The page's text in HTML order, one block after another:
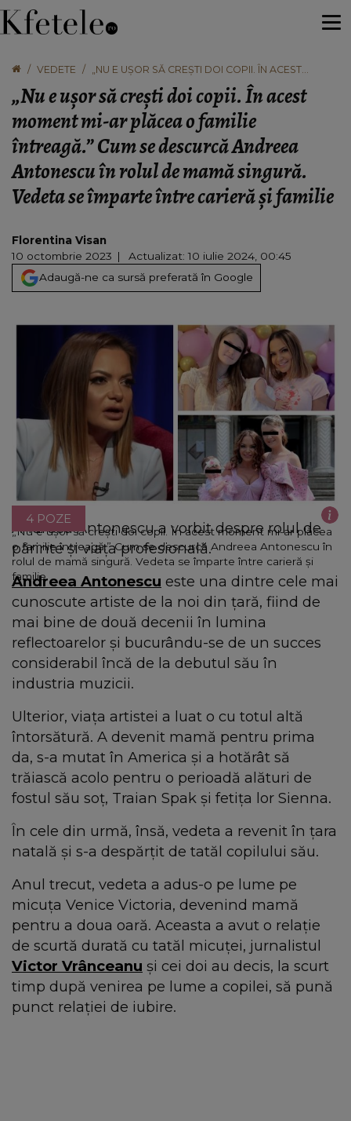
VEDETE
„NU E UȘOR SĂ CREȘTI DOI COPII. ÎN ACEST
MOMENT MI-AR PLĂCEA O FAMILIE ÎNTREAGĂ.”
CUM SE DESCURCĂ ANDREEA ANTONESCU ÎN
ROLUL DE MAMĂ SINGURĂ. VEDETA SE ÎMPARTE
ÎNTRE CARIERĂ ȘI FAMILIE
„Nu e ușor să crești doi copii. În acest
moment mi-ar plăcea o familie
întreagă.” Cum se descurcă Andreea
Antonescu în rolul de mamă singură.
Vedeta se împarte între carieră și familie
Florentina Visan
10 octombrie 2023
Actualizat: 10 iulie 2024, 00:45
Adaugă-ne ca sursă preferată în Google
„Nu e ușor să crești doi copii. În acest moment mi-ar plăcea
o familie întreagă.” Cum se descurcă Andreea Antonescu în
rolul de mamă singură. Vedeta se împarte între carieră și
familie
4 POZE
Andreea Antonescu a vorbit despre rolul de
părinte și viața profesională.
Andreea Antonescu este una dintre cele mai
cunoscute artiste de la noi din țară, fiind de
mai bine de două decenii în lumina
reflectoarelor și bucurându-se de un succes
considerabil încă de la debutul său în
industria muzicii.
Ulterior, viața artistei a luat o cu totul altă
întorsătură. A devenit mamă pentru prima
da, s-a mutat în America și a hotărât să
trăiască acolo pentru o perioadă alături de
fostul său soț, Traian Spak și fetița lor Sienna.
În cele din urmă, însă, vedeta a revenit în țara
natală și s-a despărțit de tatăl copilului său.
Anul trecut, vedeta a adus-o pe lume pe
micuța Venice Victoria, devenind mamă
pentru a doua oară. Aceasta a avut o relație
de scurtă durată cu tatăl micuței, jurnalistul
Victor Vrânceanu și cei doi au decis, la scurt
timp după venirea pe lume a copilei, să pună
punct relației de iubire.